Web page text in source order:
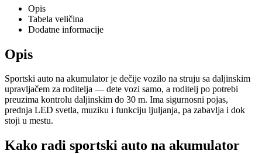
Opis
Tabela veličina
Dodatne informacije
Opis
Sportski auto na akumulator je dečije vozilo na struju sa daljinskim
upravljačem za roditelja — dete vozi samo, a roditelj po potrebi
preuzima kontrolu daljinskim do 30 m. Ima sigurnosni pojas,
prednja LED svetla, muziku i funkciju ljuljanja, pa zabavlja i dok
stoji u mestu.
Kako radi sportski auto na akumulator